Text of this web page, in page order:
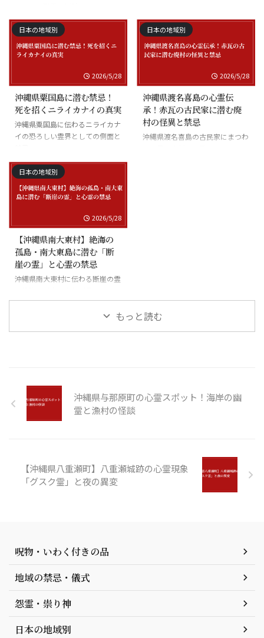
士の怪談
日本の地域別
2026/5/28
沖縄県粟国島に潜む禁忌！
死を招くニライカナイの真実
沖縄県粟国島に伝わるニライカナ
イの恐ろしい霊界としての側面と
日本の地域別
2026/5/28
沖縄県渡名喜島の心霊伝
承！赤瓦の古民家に潜む廃
村の怪異と禁忌
沖縄県渡名喜島の古民家にまつわ
日本の地域別
2026/5/28
【沖縄県南大東村】絶海の
孤島・南大東島に潜む「断
崖の霊」と心霊の禁忌
沖縄県南大東村に伝わる断崖の霊
もっと読む
沖縄県与那原町の心霊スポット！海岸の幽
霊と漁村の怪談
【沖縄県八重瀬町】八重瀬城跡の心霊現象
「グスク霊」と夜の異変
呪物・いわく付きの品
地域の禁忌・儀式
怨霊・祟り神
日本の地域別